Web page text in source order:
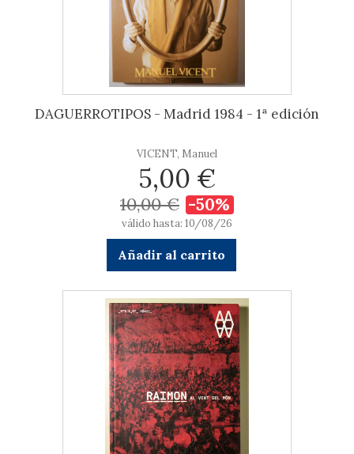
DAGUERROTIPOS - Madrid 1984 - 1ª edición
VICENT, Manuel
5,00 €
10,00 € -50%
válido hasta: 10/08/26
Añadir al carrito